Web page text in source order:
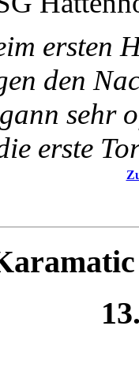
ersten
den
sehr
erste